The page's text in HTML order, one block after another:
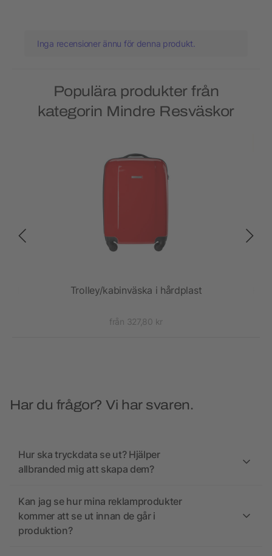
Inga recensioner ännu för denna produkt.
Populära produkter från
kategorin Mindre Resväskor
Trolley/kabinväska i hårdplast
från 327,80 kr
Har du frågor? Vi har svaren.
Hur ska tryckdata se ut? Hjälper
allbranded mig att skapa dem?
Kan jag se hur mina reklamprodukter
kommer att se ut innan de går i
produktion?